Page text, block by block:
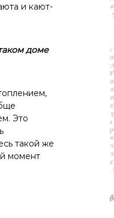
и кают-
доме
Это
такой же
момент